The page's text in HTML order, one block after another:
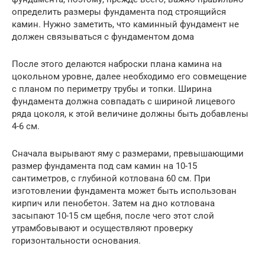
определить размеры фундамента под строящийся
камин. Нужно заметить, что каминный фундамент не
должен связываться с фундаментом дома
После этого делаются наброски плана камина на
цокольном уровне, далее необходимо его совмещение
с планом по периметру трубы и топки. Ширина
фундамента должна совпадать с шириной лицевого
ряда цоколя, к этой величине должны быть добавлены
4-6 см.
Сначала вырывают яму с размерами, превышающими
размер фундамента под сам камин на 10-15
сантиметров, с глубиной котлована 60 см. При
изготовлении фундамента может быть использован
кирпич или пенобетон. Затем на дно котлована
засыпают 10-15 см щебня, после чего этот слой
утрамбовывают и осуществляют проверку
горизонтальности основания.